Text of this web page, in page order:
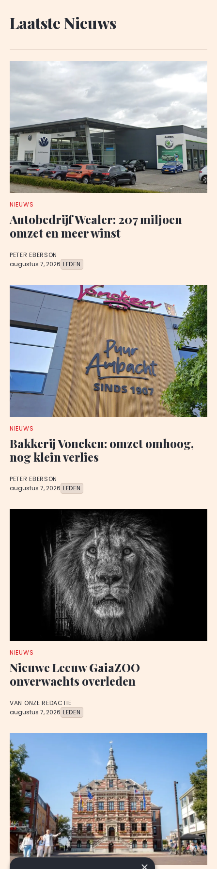
Laatste Nieuws
NIEUWS
Autobedrijf Wealer: 207 miljoen
omzet en meer winst
PETER EBERSON
augustus 7, 2026 LEDEN
NIEUWS
Bakkerij Voncken: omzet omhoog,
nog klein verlies
PETER EBERSON
augustus 7, 2026 LEDEN
NIEUWS
Nieuwe Leeuw GaiaZOO
onverwachts overleden
VAN ONZE REDACTIE
augustus 7, 2026 LEDEN